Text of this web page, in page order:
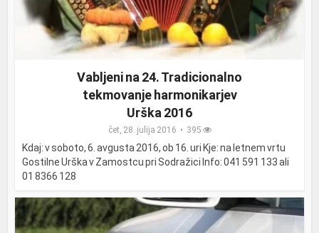
Vabljeni na 24. Tradicionalno
tekmovanje harmonikarjev
Urška 2016
čet, 28. julija 2016 395
Kdaj: v soboto, 6. avgusta 2016, ob 16. uri Kje: na letnem vrtu
Gostilne Urška v Zamostcu pri Sodražici Info: 041 591 133 ali
01 8366 128